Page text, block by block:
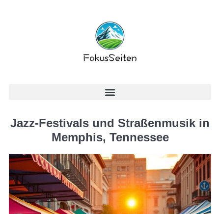
Jazz-Festivals und Straßenmusik in
Memphis, Tennessee